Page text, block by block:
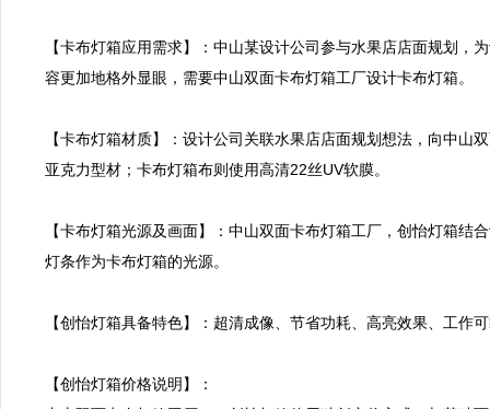
【卡布灯箱应用需求】：中山某设计公司参与水果店店面规划
容更加地格外显眼，需要中山双面卡布灯箱工厂设计卡布灯箱。
【卡布灯箱材质】：设计公司关联水果店店面规划想法，向中
亚克力型材；卡布灯箱布则使用高清22丝UV软膜。
【卡布灯箱光源及画面】：中山双面卡布灯箱工厂，创怡灯箱
灯条作为卡布灯箱的光源。
【创怡灯箱具备特色】：超清成像、节省功耗、高亮效果、工作
【创怡灯箱价格说明】：